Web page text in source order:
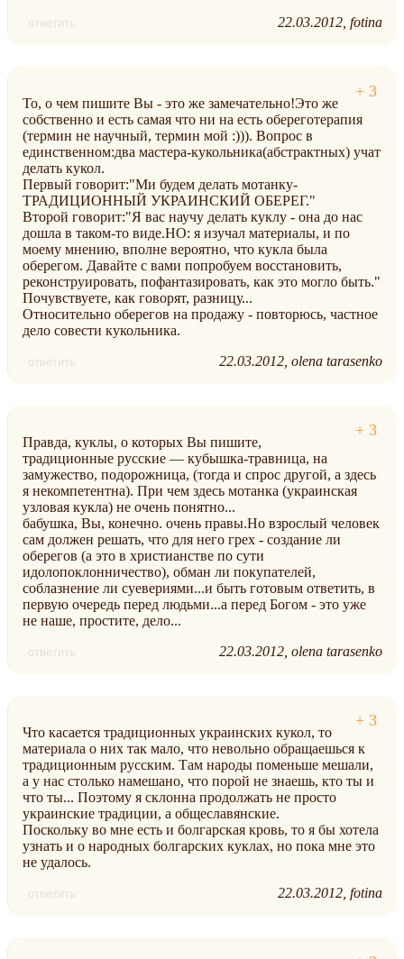
ответить 22.03.2012 fotina
То, о чем пишите Вы - это же замечательно!Это же
собственно и есть самая что ни на есть обереготерапия
(термин не научный, термин мой :))). Вопрос в
единственном:два мастера-кукольника(абстрактных) учат
делать кукол.
Первый говорит:"Ми будем делать мотанку-
ТРАДИЦИОННЫЙ УКРАИНСКИЙ ОБЕРЕГ."
Второй говорит:"Я вас научу делать куклу - она до нас
дошла в таком-то виде.НО: я изучал материалы, и по
моему мнению, вполне вероятно, что кукла была
оберегом. Давайте с вами попробуем восстановить,
реконструировать, пофантазировать, как это могло быть."
Почувствуете, как говорят, разницу...
Относительно оберегов на продажу - повторюсь, частное
дело совести кукольника.
ответить 22.03.2012 olena tarasenko
Правда, куклы, о которых Вы пишите,
традиционные русские — кубышка-травница, на
замужество, подорожница, (тогда и спрос другой, а здесь
я некомпетентна). При чем здесь мотанка (украинская
узловая кукла) не очень понятно...
бабушка, Вы, конечно. очень правы.Но взрослый человек
сам должен решать, что для него грех - создание ли
оберегов (а это в христианстве по сути
идолопоклонничество), обман ли покупателей,
соблазнение ли суевериями...и быть готовым ответить, в
первую очередь перед людьми...а перед Богом - это уже
не наше, простите, дело...
ответить 22.03.2012 olena tarasenko
Что касается традиционных украинских кукол, то
материала о них так мало, что невольно обращаешься к
традиционным русским. Там народы поменьше мешали,
а у нас столько намешано, что порой не знаешь, кто ты и
что ты... Поэтому я склонна продолжать не просто
украинские традиции, а общеславянские.
Поскольку во мне есть и болгарская кровь, то я бы хотела
узнать и о народных болгарских куклах, но пока мне это
не удалось.
ответить 22.03.2012 fotina